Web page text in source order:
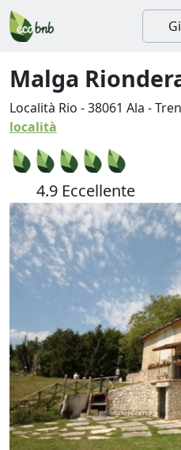
Malga
Località Rio -38061 Ala -
località
4.9 Eccellente